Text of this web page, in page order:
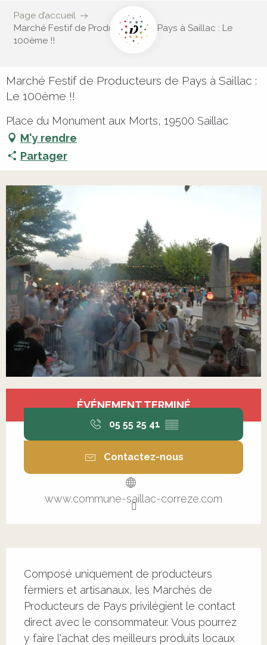
Page d’accueil
Marché Festif de Producteurs de Pays à Saillac : Le
100ème !!
Marché Festif de Producteurs de Pays à Saillac :
Le 100ème !!
Place du Monument aux Morts, 19500 Saillac
M'y rendre
Partager
Ouverture et coordonnées
ÉVÉNEMENT TERMINÉ
05 55 25 41 ▒▒
Contactez-nous
www.commune-saillac-correze.com
Composé uniquement de producteurs
fermiers et artisanaux, les Marchés de
Producteurs de Pays privilégient le contact
direct avec le consommateur. Vous pourrez
y faire l'achat des meilleurs produits locaux